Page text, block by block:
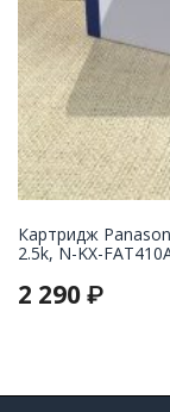
Картридж
2.5k, N-KX-
2 290 ₽